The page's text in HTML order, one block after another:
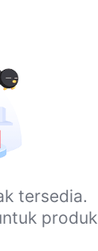
tersedia.
produk